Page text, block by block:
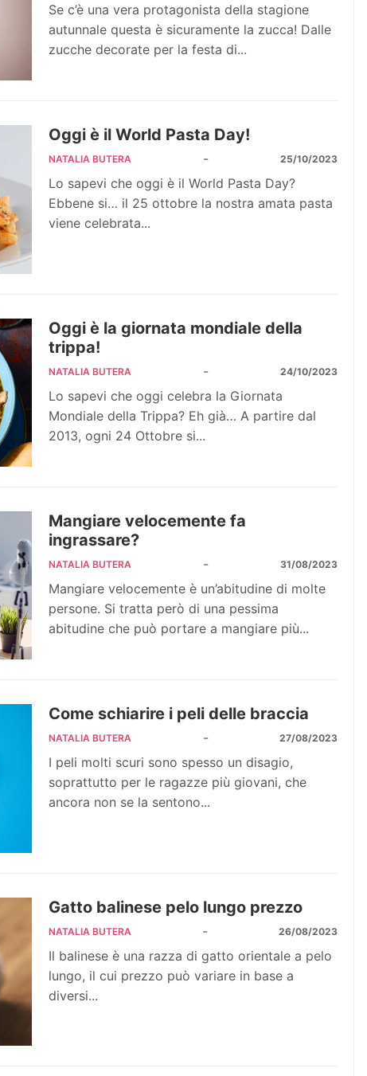
Se c’è una vera protagonista della stagione
autunnale questa è sicuramente la zucca! Dalle
zucche decorate per la festa di...
Oggi è il World Pasta Day!
NATALIA BUTERA - 25/10/2023
Lo sapevi che oggi è il World Pasta Day?
Ebbene si… il 25 ottobre la nostra amata pasta
viene celebrata...
Oggi è la giornata mondiale della
trippa!
NATALIA BUTERA - 24/10/2023
Lo sapevi che oggi celebra la Giornata
Mondiale della Trippa? Eh già… A partire dal
2013, ogni 24 Ottobre si...
Mangiare velocemente fa
ingrassare?
NATALIA BUTERA - 31/08/2023
Mangiare velocemente è un’abitudine di molte
persone. Si tratta però di una pessima
abitudine che può portare a mangiare più...
Come schiarire i peli delle braccia
NATALIA BUTERA - 27/08/2023
I peli molti scuri sono spesso un disagio,
soprattutto per le ragazze più giovani, che
ancora non se la sentono...
Gatto balinese pelo lungo prezzo
NATALIA BUTERA - 26/08/2023
Il balinese è una razza di gatto orientale a pelo
lungo, il cui prezzo può variare in base a
diversi...